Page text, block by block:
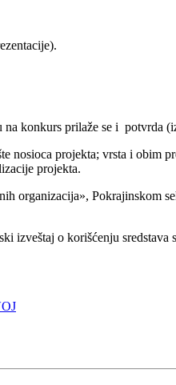
konkurs prilaže se i potvrda
projekta; vrsta i obim
projekta.
organizacija», Pokrajinskom
o korišćenju